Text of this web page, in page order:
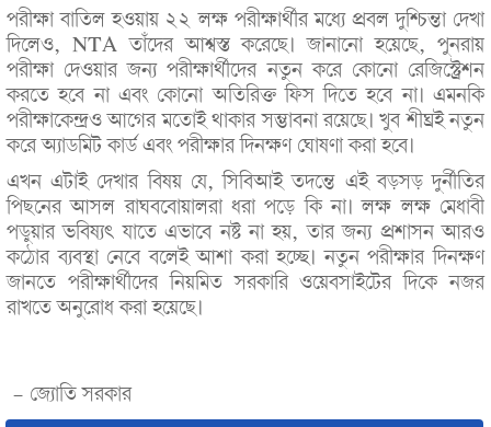
পরীক্ষা বাতিল হওয়ায় ২২ লক্ষ পরীক্ষার্থীর মধ্যে প্রবল দুশ্চিন্তা দেখা
দিলেও, NTA তাঁদের আশ্বস্ত করেছে। জানানো হয়েছে, পুনরায়
পরীক্ষা দেওয়ার জন্য পরীক্ষার্থীদের নতুন করে কোনো রেজিস্ট্রেশন
করতে হবে না এবং কোনো অতিরিক্ত ফিস দিতে হবে না। এমনকি
পরীক্ষাকেন্দ্রও আগের মতোই থাকার সম্ভাবনা রয়েছে। খুব শীঘ্রই নতুন
করে অ্যাডমিট কার্ড এবং পরীক্ষার দিনক্ষণ ঘোষণা করা হবে।
এখন এটাই দেখার বিষয় যে, সিবিআই তদন্তে এই বড়সড় দুর্নীতির
পিছনের আসল রাঘববোয়ালরা ধরা পড়ে কি না। লক্ষ লক্ষ মেধাবী
পড়ুয়ার ভবিষ্যৎ যাতে এভাবে নষ্ট না হয়, তার জন্য প্রশাসন আরও
কঠোর ব্যবস্থা নেবে বলেই আশা করা হচ্ছে। নতুন পরীক্ষার দিনক্ষণ
জানতে পরীক্ষার্থীদের নিয়মিত সরকারি ওয়েবসাইটের দিকে নজর
রাখতে অনুরোধ করা হয়েছে।
- জ্যোতি সরকার